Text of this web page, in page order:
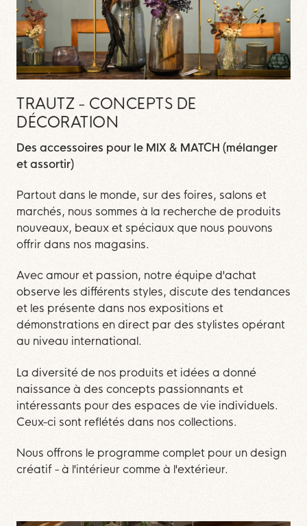
TRAUTZ - CONCEPTS DE
DÉCORATION
Des accessoires pour le MIX & MATCH (mélanger
et assortir)
Partout dans le monde, sur des foires, salons et
marchés, nous sommes à la recherche de produits
nouveaux, beaux et spéciaux que nous pouvons
offrir dans nos magasins.
Avec amour et passion, notre équipe d'achat
observe les différents styles, discute des tendances
et les présente dans nos expositions et
démonstrations en direct par des stylistes opérant
au niveau international.
La diversité de nos produits et idées a donné
naissance à des concepts passionnants et
intéressants pour des espaces de vie individuels.
Ceux-ci sont reflétés dans nos collections.
Nous offrons le programme complet pour un design
créatif - à l'intérieur comme à l'extérieur.